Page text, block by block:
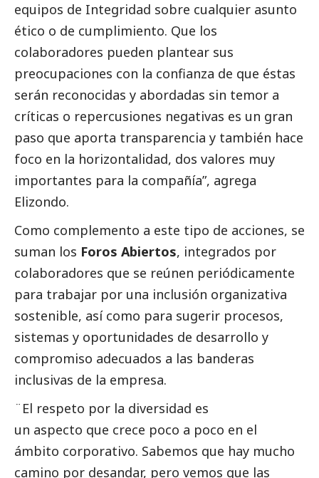
equipos de Integridad sobre cualquier asunto
ético o de cumplimiento. Que los
colaboradores pueden plantear sus
preocupaciones con la confianza de que éstas
serán reconocidas y abordadas sin temor a
críticas o repercusiones negativas es un gran
paso que aporta transparencia y también hace
foco en la horizontalidad, dos valores muy
importantes para la compañía”, agrega
Elizondo.
Como complemento a este tipo de acciones, se
suman los Foros Abiertos, integrados por
colaboradores que se reúnen periódicamente
para trabajar por una inclusión organizativa
sostenible, así como para sugerir procesos,
sistemas y oportunidades de desarrollo y
compromiso adecuados a las banderas
inclusivas de la empresa.
¨El respeto por la diversidad es
un aspecto que crece poco a poco en el
ámbito corporativo. Sabemos que hay mucho
camino por desandar, pero vemos que las